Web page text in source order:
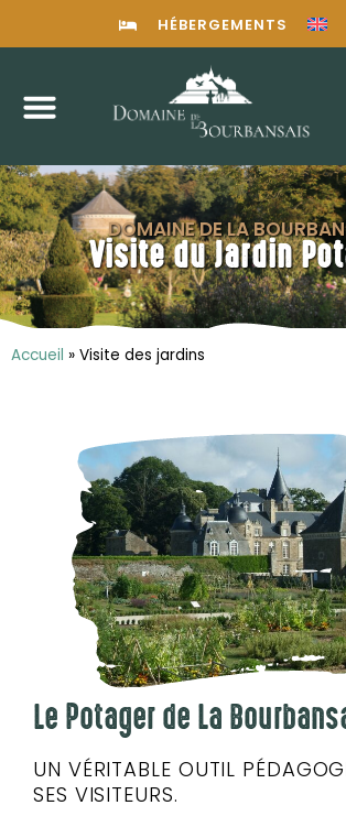
HÉBERGEMENTS
DOMAINE DE LA
Visite du Jardin
Accueil » Visite des jardins
Le Potager de La
UN VÉRITABLE OUTIL
SES VISITEURS.